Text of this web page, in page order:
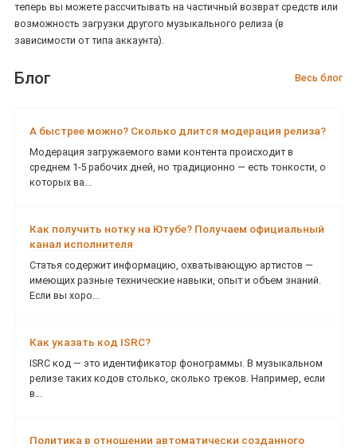
теперь вы можете рассчитывать на частичный возврат средств или
возможность загрузки другого музыкального релиза (в
зависимости от типа аккаунта).
Блог Весь блог
А быстрее можно? Сколько длится модерация релиза?
Модерация загружаемого вами контента происходит в
среднем 1-5 рабочих дней, но традиционно — есть тонкости, о
которых ва...
Как получить нотку на Ютубе? Получаем официальный
канал исполнителя
Статья содержит информацию, охватывающую артистов —
имеющих разные технические навыки, опыт и объем знаний.
Если вы хоро...
Как указать код ISRC?
ISRC код — это идентификатор фонограммы. В музыкальном
релизе таких кодов столько, сколько треков. Например, если
в...
Политика в отношении автоматически созданного